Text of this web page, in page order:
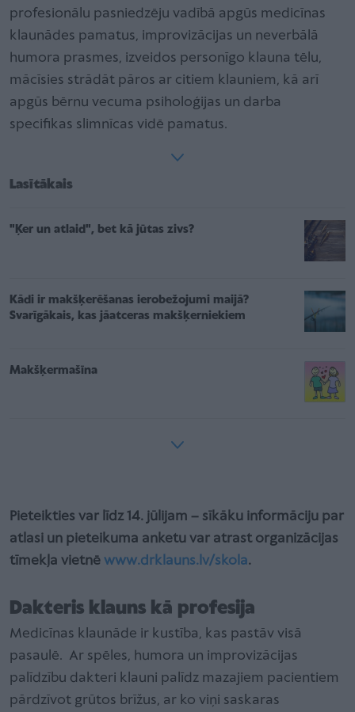
profesionālu pasniedzēju vadībā apgūs medicīnas
klaunādes pamatus, improvizācijas un neverbālā
humora prasmes, izveidos personīgo klauna tēlu,
mācīsies strādāt pāros ar citiem klauniem, kā arī
apgūs bērnu vecuma psiholoģijas un darba
specifikas slimnīcas vidē pamatus.
Lasītākais
"Ķer un atlaid", bet kā jūtas zivs?
Kādi ir makšķerēšanas ierobežojumi maijā?
Svarīgākais, kas jāatceras makšķerniekiem
Makšķermašīna
Pieteikties var līdz 14. jūlijam – sīkāku informāciju par
atlasi un pieteikuma anketu var atrast organizācijas
tīmekļa vietnē www.drklauns.lv/skola.
Dakteris klauns kā profesija
Medicīnas klaunāde ir kustība, kas pastāv visā
pasaulē. Ar spēles, humora un improvizācijas
palīdzību dakteri klauni palīdz mazajiem pacientiem
pārdzīvot grūtos brīžus, ar ko viņi saskaras